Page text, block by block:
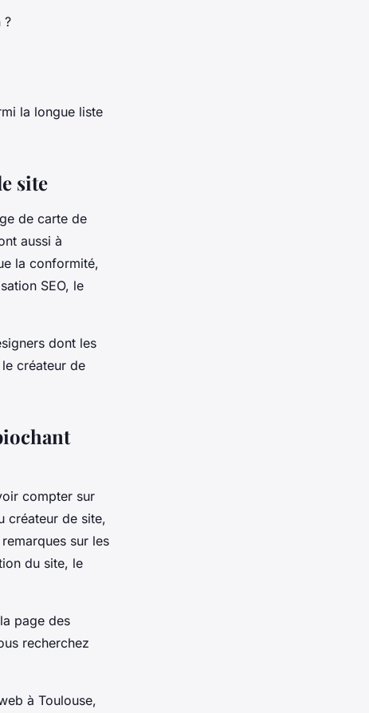
?
la longue liste
site
de carte de
aussi à
la conformité,
SEO, le
dont les
créateur de
compter sur
créateur de site,
sur les
du site, le
page des
recherchez
à Toulouse,